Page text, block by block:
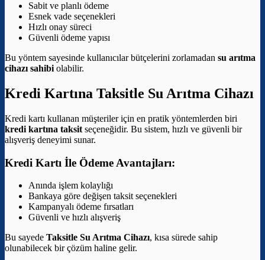
Sabit ve planlı ödeme
Esnek vade seçenekleri
Hızlı onay süreci
Güvenli ödeme yapısı
Bu yöntem sayesinde kullanıcılar bütçelerini zorlamadan su arıtma
cihazı sahibi olabilir.
Kredi Kartına Taksitle Su Arıtma Cihazı
Kredi kartı kullanan müşteriler için en pratik yöntemlerden biri
kredi kartına taksit seçeneğidir. Bu sistem, hızlı ve güvenli bir
alışveriş deneyimi sunar.
Kredi Kartı İle Ödeme Avantajları:
Anında işlem kolaylığı
Bankaya göre değişen taksit seçenekleri
Kampanyalı ödeme fırsatları
Güvenli ve hızlı alışveriş
Bu sayede Taksitle Su Arıtma Cihazı, kısa sürede sahip
olunabilecek bir çözüm haline gelir.